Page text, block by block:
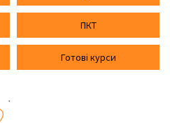
від дорогих до дешевих
за рейтингом
ПКТ
Готові курси